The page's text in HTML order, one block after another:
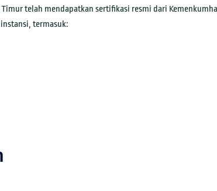
telah mendapatkan sertifikasi resmi dari
termasuk: